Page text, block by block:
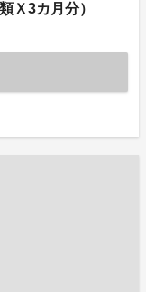
Ｘ3カ月分）